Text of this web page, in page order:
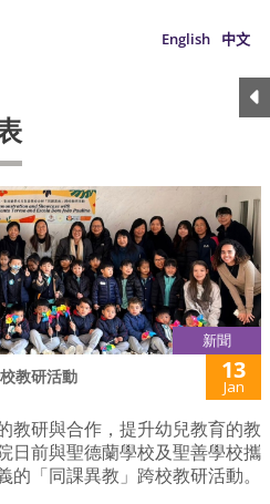
English 中文
新聞
教研活動 13
Jan
教研與合作，提升幼兒教育的教
日前與聖德蘭學校及聖善學校攜
「同課異教」跨校教研活動。